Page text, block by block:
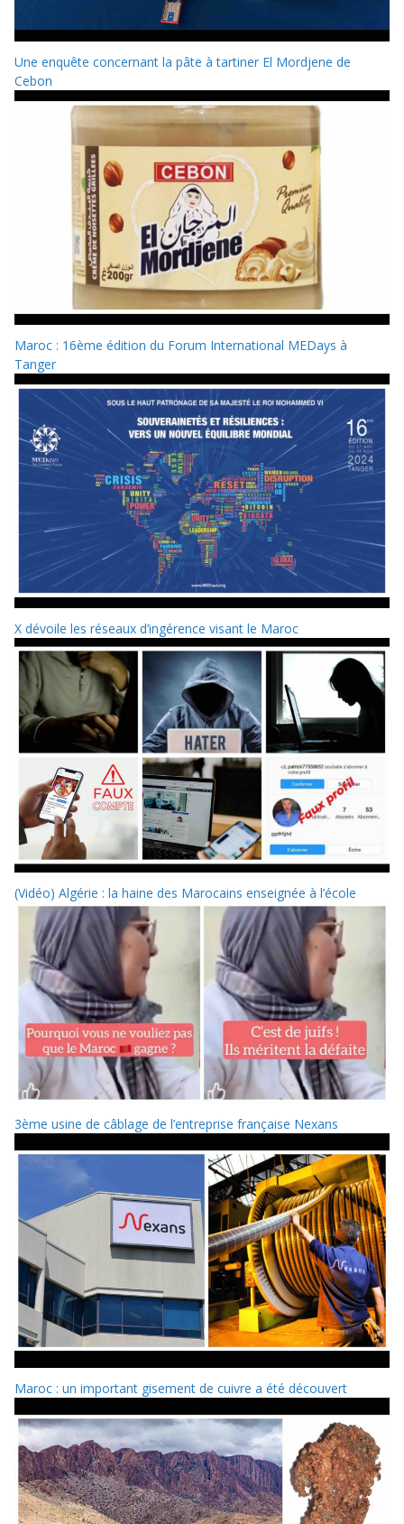
Une enquête concernant la pâte à tartiner El Mordjene de
Cebon
Maroc : 16ème édition du Forum International MEDays à
Tanger
X dévoile les réseaux d’ingérence visant le Maroc
(Vidéo) Algérie : la haine des Marocains enseignée à l’école
3ème usine de câblage de l’entreprise française Nexans
Maroc : un important gisement de cuivre a été découvert